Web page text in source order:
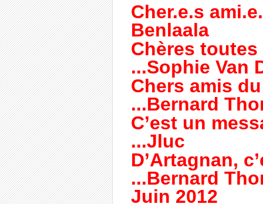
Cher.e.s
Benlaala
Chères
...Sophie Van
Chers amis
...Bernard
C’est un
...Jluc
D’Artagnan,
...Bernard
Juin 2012